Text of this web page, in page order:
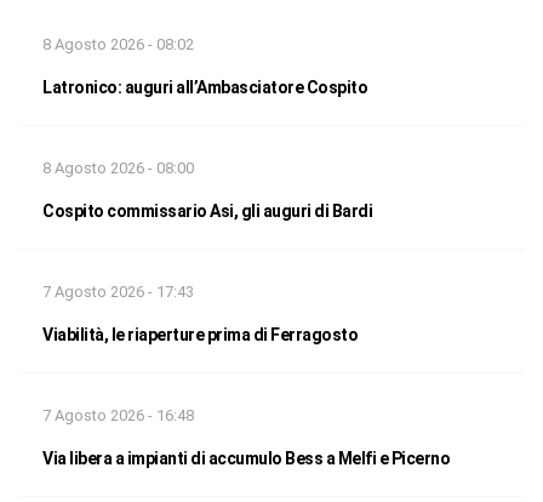
8 Agosto 2026 - 08:02
Latronico: auguri all’Ambasciatore Cospito
8 Agosto 2026 - 08:00
Cospito commissario Asi, gli auguri di Bardi
7 Agosto 2026 - 17:43
Viabilità, le riaperture prima di Ferragosto
7 Agosto 2026 - 16:48
Via libera a impianti di accumulo Bess a Melfi e Picerno